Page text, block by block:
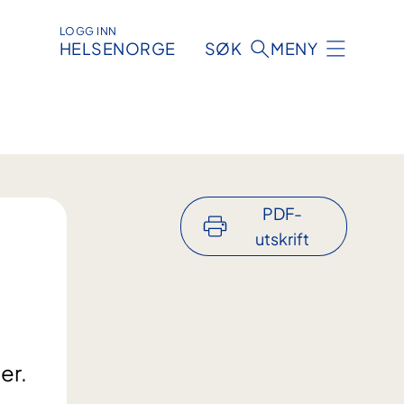
LOGG INN
HELSENORGE SØK MENY
PDF-
utskrift